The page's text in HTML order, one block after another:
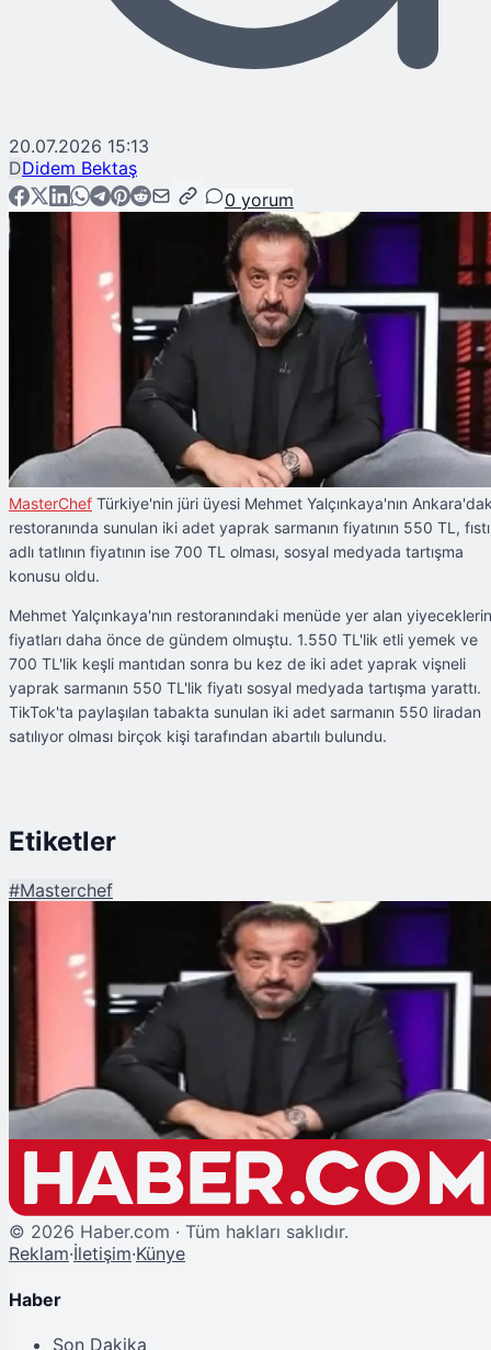
20.07.2026 15:13
DDidem Bektaş
0 yorum
MasterChef Türkiye'nin jüri üyesi Mehmet Yalçınkaya'nın
restoranında sunulan iki adet yaprak sarmanın fiyatının 550 TL,
adlı tatlının fiyatının ise 700 TL olması, sosyal medyada tartışma
konusu oldu.
Mehmet Yalçınkaya'nın restoranındaki menüde yer alan yiyeceklerin
fiyatları daha önce de gündem olmuştu. 1.550 TL'lik etli yemek ve
700 TL'lik keşli mantıdan sonra bu kez de iki adet yaprak vişneli
yaprak sarmanın 550 TL'lik fiyatı sosyal medyada tartışma yarattı.
TikTok'ta paylaşılan tabakta sunulan iki adet sarmanın 550 liradan
satılıyor olması birçok kişi tarafından abartılı bulundu.
Etiketler
#Masterchef
Şu An Okunan
Mehmet Yalçınkaya'nın Restoranında Sunulan Yaprak Sarmanın Fiyatı
Görenleri Şoke Etti!
© 2026 Haber.com · Tüm hakları saklıdır.
Reklam·İletişim·Künye
Haber
Son Dakika